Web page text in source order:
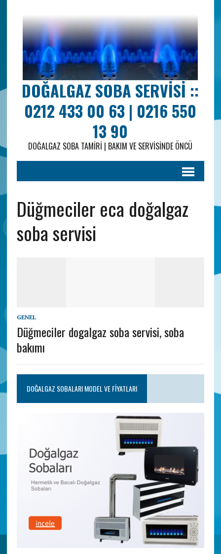
DOĞALGAZ SOBA SERVISI ::
0212 433 00 63 | 0216 550
13 90
DOĞALGAZ SOBA TAMIRI | BAKIM VE SERVISINDE ÖNCÜ
Düğmeciler eca doğalgaz
soba servisi
GENEL
Düğmeciler dogalgaz soba servisi, soba
bakımı
DOĞALGAZ SOBALARI MODEL VE FIYATLARI